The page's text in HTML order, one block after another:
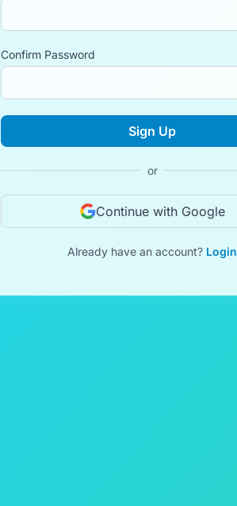
Confirm Password
Sign Up
or
Continue with Google
Already have an account? Login